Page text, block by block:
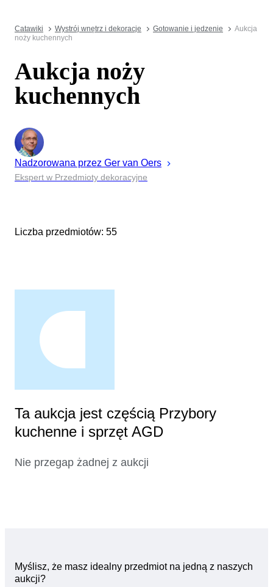
Catawiki Wystrój wnętrz i dekoracje Gotowanie i jedzenie
Aukcja
noży kuchennych
Aukcja noży
kuchennych
Nadzorowana przez Ger van Oers
Ekspert w Przedmioty dekoracyjne
Liczba przedmiotów: 55
Ta aukcja jest częścią Przybory
kuchenne i sprzęt AGD
Nie przegap żadnej z aukcji
Myślisz, że masz idealny przedmiot na jedną z naszych
aukcji?